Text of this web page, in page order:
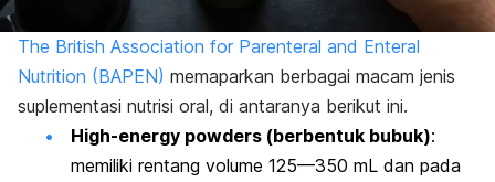
The British Association for Parenteral and Enteral
Nutrition (BAPEN) memaparkan berbagai macam jenis
suplementasi nutrisi oral, di antaranya berikut ini.
High-energy powders (berbentuk bubuk):
memiliki rentang volume 125—350 mL dan pada